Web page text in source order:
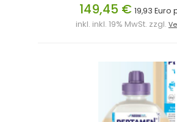
149,45 € 19,93 Euro
inkl. inkl. 19% MwSt. zzgl.